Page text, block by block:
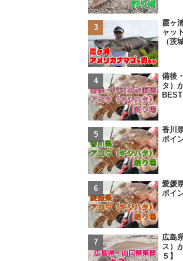
霞ヶ
ャッ
（茨
備後
タ）
香川
ポイ
愛媛
ポイ
広島
ス）
５】